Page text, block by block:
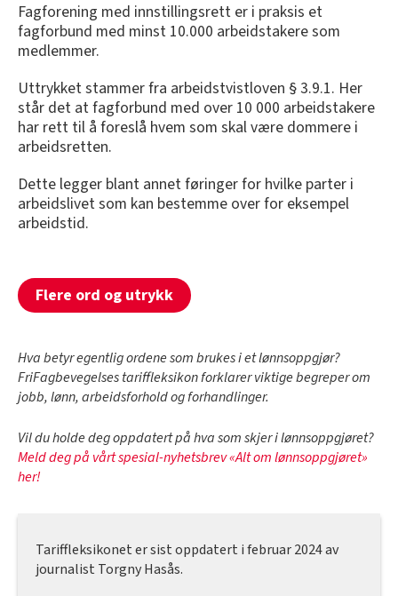
Fagforening med innstillingsrett er i praksis et
fagforbund med minst 10.000 arbeidstakere som
medlemmer.
Uttrykket stammer fra arbeidstvistloven § 3.9.1. Her
står det at fagforbund med over 10 000 arbeidstakere
har rett til å foreslå hvem som skal være dommere i
arbeidsretten.
Dette legger blant annet føringer for hvilke parter i
arbeidslivet som kan bestemme over for eksempel
arbeidstid.
Flere ord og utrykk
Hva betyr egentlig ordene som brukes i et lønnsoppgjør?
FriFagbevegelses tariffleksikon forklarer viktige begreper om
jobb, lønn, arbeidsforhold og forhandlinger.
Vil du holde deg oppdatert på hva som skjer i lønnsoppgjøret?
Meld deg på vårt spesial-nyhetsbrev «Alt om lønnsoppgjøret»
her!
Tariffleksikonet er sist oppdatert i februar 2024 av
journalist Torgny Hasås.